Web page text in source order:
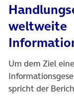
weltweite
Um dem Ziel
spricht der